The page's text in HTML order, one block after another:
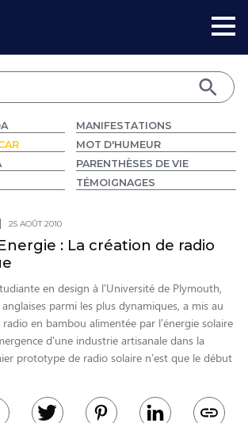
MANIFESTATIONS
MOT D'HUMEUR
PARENTHÈSES DE VIE
TÉMOIGNAGES
25 AOÛT 2010
: La création de radio
en design à l’Université de Plymouth,
parmi les plus dynamiques, a mis au
en bambou alimentée par l’énergie solaire
d’une industrie artisanale dans la
prototype de radio solaire n’est que le début